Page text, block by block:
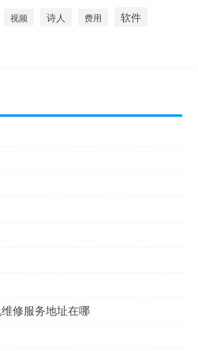
视频 诗人 费用 软件
修服务地址在哪